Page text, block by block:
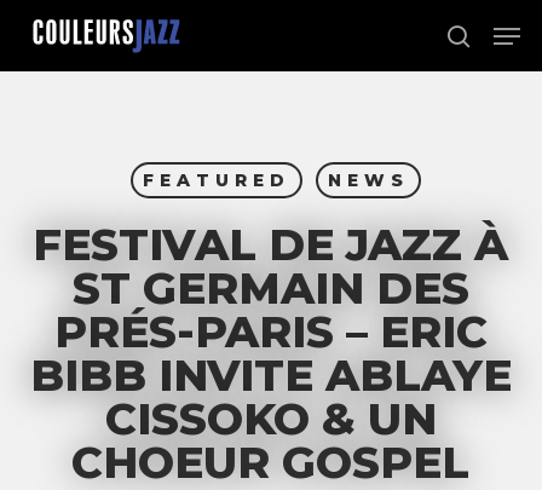
Skip
main
search
FEATURED NEWS
FESTIVAL DE JAZZ À
ST GERMAIN DES
PRÉS-PARIS – ERIC
BIBB INVITE ABLAYE
CISSOKO & UN
CHOEUR GOSPEL
Close